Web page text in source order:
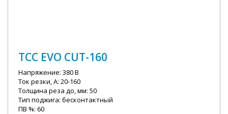
ТСС EVO CUT-160
Напряжение: 380 В
Ток резки, А: 20-160
Толщина реза до, мм: 50
Тип поджига: бесконтактный
ПВ %: 60